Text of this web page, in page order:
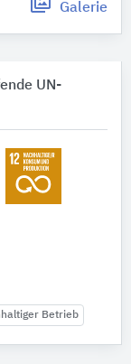
Galerie
UN-
Betrieb